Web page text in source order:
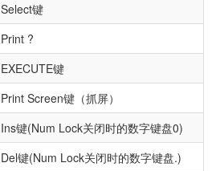
Select键
Print ?
EXECUTE键
Print Screen键（抓屏）
Ins键(Num Lock关闭时的数字键盘0)
Del键(Num Lock关闭时的数字键盘.)